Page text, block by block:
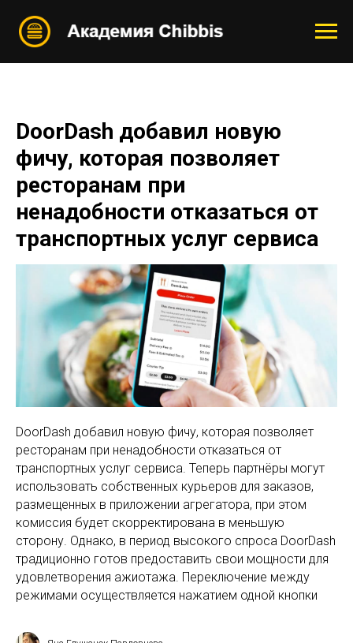
DoorDash добавил новую
фичу, которая позволяет
ресторанам при
ненадобности отказаться от
транспортных услуг сервиса
DoorDash добавил новую фичу, которая позволяет
ресторанам при ненадобности отказаться от
транспортных услуг сервиса. Теперь партнёры могут
использовать собственных курьеров для заказов,
размещенных в приложении агрегатора, при этом
комиссия будет скорректирована в меньшую
сторону. Однако, в период высокого спроса DoorDash
традиционно готов предоставить свои мощности для
удовлетворения ажиотажа. Переключение между
режимами осуществляется нажатием одной кнопки